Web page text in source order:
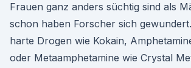
Frauen ganz anders süchtig sind als
schon haben Forscher sich
harte Drogen wie Kokain,
oder Metaamphetamine wie Crystal